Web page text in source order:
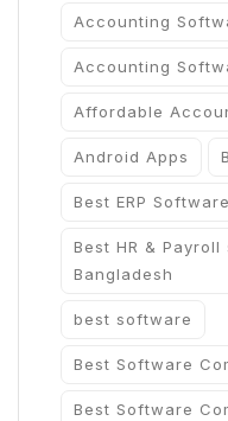
Accounting
Accounting
Affordable
Android Apps
Best ERP
Best HR &
Bangladesh
best software
Best Software
Best Software